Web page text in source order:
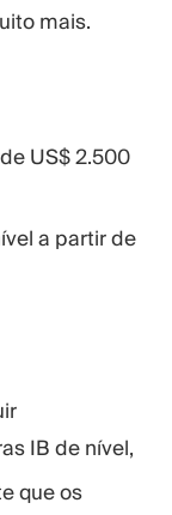
mais.
US$ 2.500
a partir de
IB de nível,
que os